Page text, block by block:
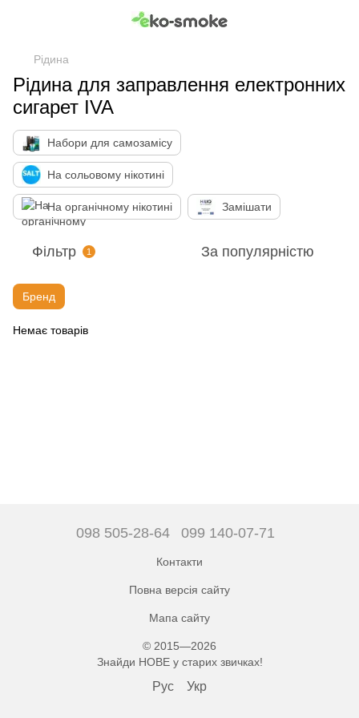
Рідина
Рідина для заправлення електронних
сигарет IVA
Набори для самозамісу
На сольовому нікотині
На органічному нікотині Замішати
Фільтр 1 За популярністю
Бренд
Немає товарів
098 505-28-64 099 140-07-71
Контакти
Повна версія сайту
Мапа сайту
© 2015—2026
Знайди НОВЕ у старих звичках!
Рус Укр